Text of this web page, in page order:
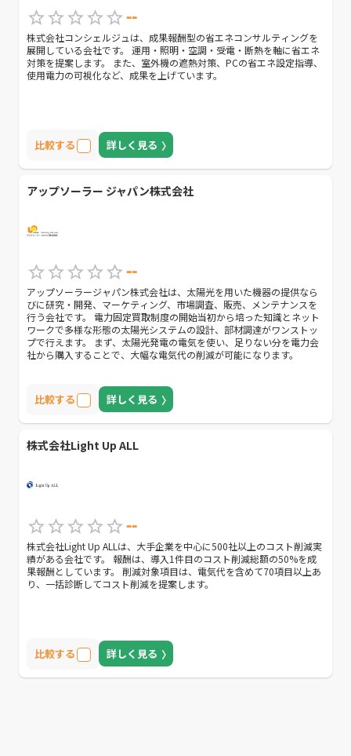
--
株式会社コンシェルジュは、成果報酬型の省エネコンサルティングを
展開している会社です。 運用・照明・空調・受電・断熱を軸に省エネ
対策を提案します。 また、室外機の遮熱対策、PCの省エネ設定指導、
使用電力の可視化など、成果を上げています。
比較する 詳しく見る
アップソーラー ジャパン株式会社
--
アップソーラージャパン株式会社は、太陽光を用いた機器の提供なら
びに研究・開発、マーケティング、市場調査、販売、メンテナンスを
行う会社です。 電力固定買取制度の開始当初から培った知識とネット
ワークで多様な形態の太陽光システムの設計、部材調達がワンストッ
プで行えます。 まず、太陽光発電の電気を使い、足りない分を電力会
社から購入することで、大幅な電気代の削減が可能になります。
比較する 詳しく見る
株式会社Light Up ALL
--
株式会社Light Up ALLは、大手企業を中心に500社以上のコスト削減実
績がある会社です。 報酬は、導入1件目のコスト削減総額の50%を成
果報酬としています。 削減対象項目は、電気代を含めて70項目以上あ
り、一括診断してコスト削減を提案します。
比較する 詳しく見る